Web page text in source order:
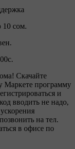
сом.
Скачайте
Маркете программу
и
вводить не надо,
на тел.
в офисе по